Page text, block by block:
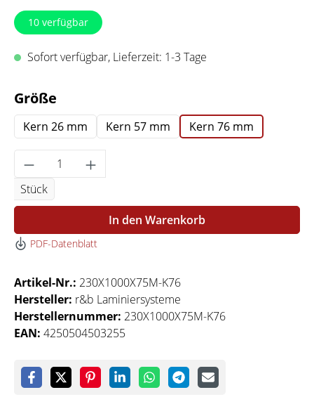
10 verfügbar
Sofort verfügbar, Lieferzeit: 1-3 Tage
Größe
Kern 26 mm Kern 57 mm Kern 76 mm
Produkt Anzahl: Gib den gewünschten
Stück
In den Warenkorb
PDF-Datenblatt
Artikel-Nr.: 230X1000X75M-K76
Hersteller: r&b Laminiersysteme
Herstellernummer: 230X1000X75M-K76
EAN: 4250504503255